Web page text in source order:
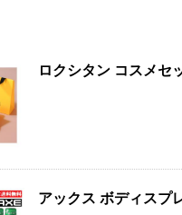
ロクシタン コスメセ
アックス ボディスプ